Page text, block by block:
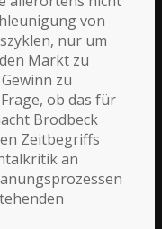
von
nur um
Markt zu
zu
ob das für
Brodbeck
Zeitbegriffs
an